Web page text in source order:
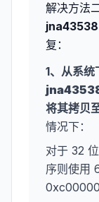
解决方法
复：
1、从系统
将其拷贝
情况下：
对于 32
序则使用